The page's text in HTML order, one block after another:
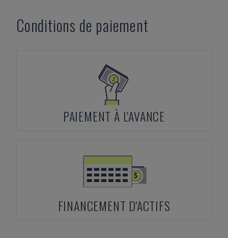
Conditions de paiement
PAIEMENT À L'AVANCE
FINANCEMENT D'ACTIFS